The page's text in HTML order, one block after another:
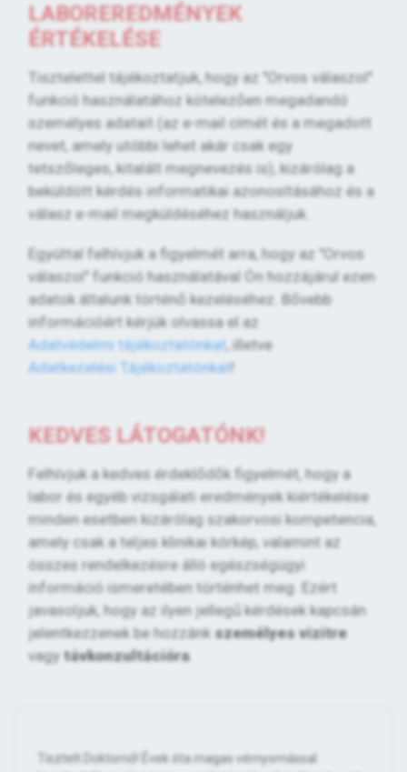
LABOREREDMÉNYEK
ÉRTÉKELÉSE
Tisztelettel tájékoztatjuk, hogy az "Orvos válaszol"
funkció használatához kötelezően megadandó
személyes adatait (az e-mail címét és a megadott
nevet, amely utóbbi lehet akár csak egy
tetszőleges, kitalált megnevezés is), kizárólag a
beküldött kérdés informatikai azonosításához és a
válasz e-mail megküldéséhez használjuk.
Egyúttal felhívjuk a figyelmét arra, hogy az "Orvos
válaszol" funkció használatával Ön hozzájárul ezen
adatok általunk történő kezeléséhez. Bővebb
információért kérjük olvassa el az
Adatvédelmi tájékoztatónkat, illetve
Adatkezelési Tájékoztatónkat!
KEDVES LÁTOGATÓNK!
Felhívjuk a kedves érdeklődők figyelmét, hogy a
labor és egyéb vizsgálati eredmények kiértékelése
minden esetben kizárólag szakorvosi kompetencia,
amely csak a teljes klinikai kórkép, valamint az
összes rendelkezésre álló egészségügyi
információ ismeretében történhet meg. Ezért
javasoljuk, hogy az ilyen jellegű kérdések kapcsán
jelentkezzenek be hozzánk személyes vizitre
vagy távkonzultációra.
Tisztelt Doktornő! Évek óta magas vérnyomással